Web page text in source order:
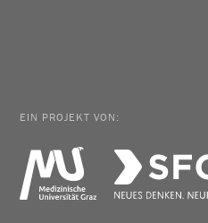
EIN PROJEKT VON: